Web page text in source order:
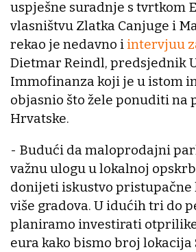
uspješne suradnje s tvrtkom
vlasništvu Zlatka Canjuge i
rekao je nedavno iintervjuu
Dietmar Reindl, predsjednik
Immofinanza koji je u istom
objasnio što žele ponuditi na
Hrvatske.
- Budući da maloprodajni
važnu ulogu u lokalnoj
donijeti iskustvo pristupačne
više gradova. U idućih tri do
planiramo investirati
eura kako bismo broj lokacija